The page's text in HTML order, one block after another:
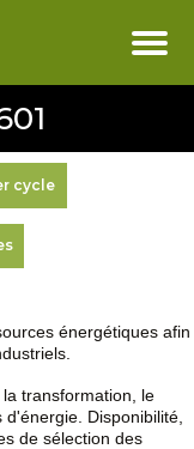
cycle
énergétiques afin
transformation, le
Disponibilité,
de sélection des